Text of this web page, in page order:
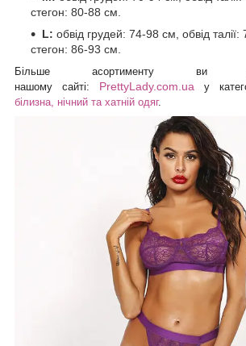
стегон: 80-88 см.
L: обвід грудей: 74-98 см, обвід
стегон: 86-93 см.
Більше асортименту ви
нашому сайті: PrettyLady.com.ua у
білизна, нічний та хатній одяг.